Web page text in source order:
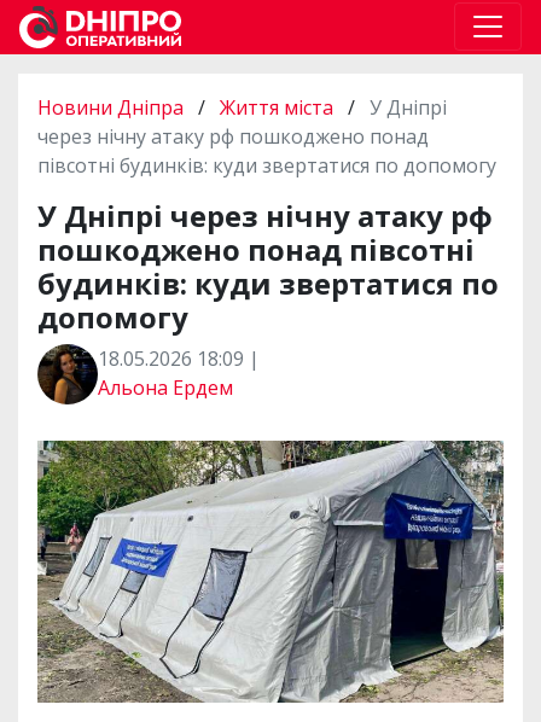
Новини Дніпра / Життя міста / У Дніпрі
через нічну атаку рф пошкоджено понад
півсотні будинків: куди звертатися по допомогу
У Дніпрі через нічну атаку рф
пошкоджено понад півсотні
будинків: куди звертатися по
допомогу
18.05.2026 18:09 |
Альона Ердем